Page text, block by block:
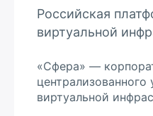
Российская
виртуальной
«Сфера» —
централизованного
виртуальной